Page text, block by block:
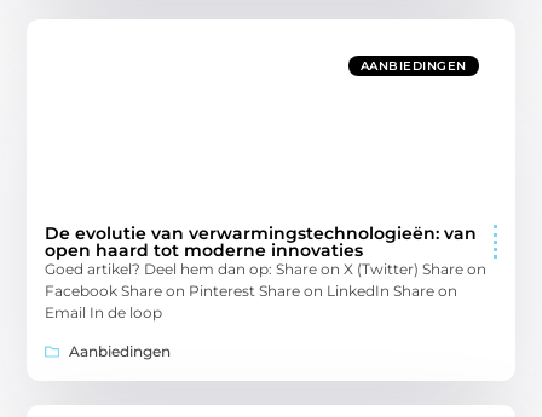
AANBIEDINGEN
De evolutie van verwarmingstechnologieën: van
open haard tot moderne innovaties
Goed artikel? Deel hem dan op: Share on X (Twitter) Share on
Facebook Share on Pinterest Share on LinkedIn Share on
Email In de loop
Aanbiedingen